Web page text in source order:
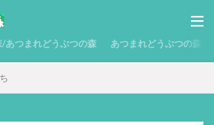
あつまれどうぶつの森 あつまれどうぶつの森